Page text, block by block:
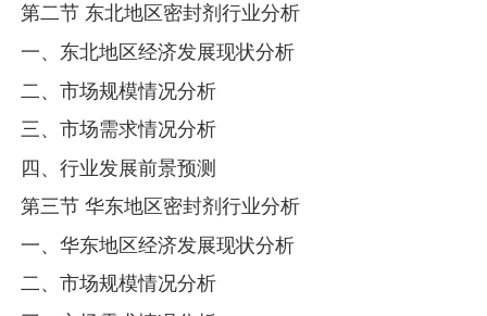
第二节 东北地区密封剂行业分析
一、东北地区经济发展现状分析
二、市场规模情况分析
三、市场需求情况分析
四、行业发展前景预测
第三节 华东地区密封剂行业分析
一、华东地区经济发展现状分析
二、市场规模情况分析